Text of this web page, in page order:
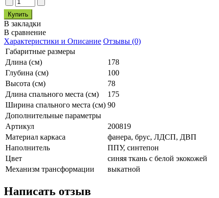
В закладки
В сравнение
Характеристики и Описание Отзывы (0)
Габаритные размеры
Длина (см)
178
Глубина (см)
100
Высота (см)
78
Длина спального места (см)
175
Ширина спального места (см) 90
Дополнительные параметры
Артикул
200819
Материал каркаса
фанера, брус, ЛДСП, ДВП
Наполнитель
ППУ, синтепон
Цвет
синяя ткань с белой экокожей
Механизм трансформации
выкатной
Написать отзыв